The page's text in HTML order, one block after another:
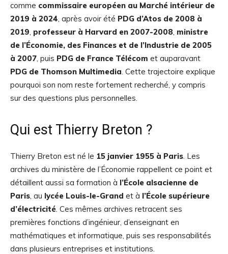
comme commissaire européen au Marché intérieur de
2019 à 2024, après avoir été PDG d’Atos de 2008 à
2019, professeur à Harvard en 2007-2008, ministre
de l’Économie, des Finances et de l’Industrie de 2005
à 2007, puis PDG de France Télécom et auparavant
PDG de Thomson Multimedia. Cette trajectoire explique
pourquoi son nom reste fortement recherché, y compris
sur des questions plus personnelles.
Qui est Thierry Breton ?
Thierry Breton est né le 15 janvier 1955 à Paris. Les
archives du ministère de l’Économie rappellent ce point et
détaillent aussi sa formation à l’École alsacienne de
Paris, au lycée Louis-le-Grand et à l’École supérieure
d’électricité. Ces mêmes archives retracent ses
premières fonctions d’ingénieur, d’enseignant en
mathématiques et informatique, puis ses responsabilités
dans plusieurs entreprises et institutions.